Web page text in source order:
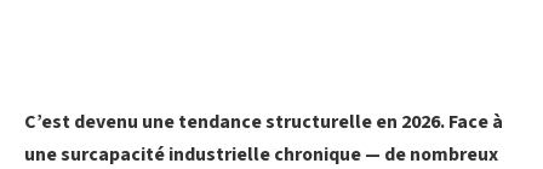
C’est devenu une tendance structurelle en 2026. Face à
une surcapacité industrielle chronique — de nombreux